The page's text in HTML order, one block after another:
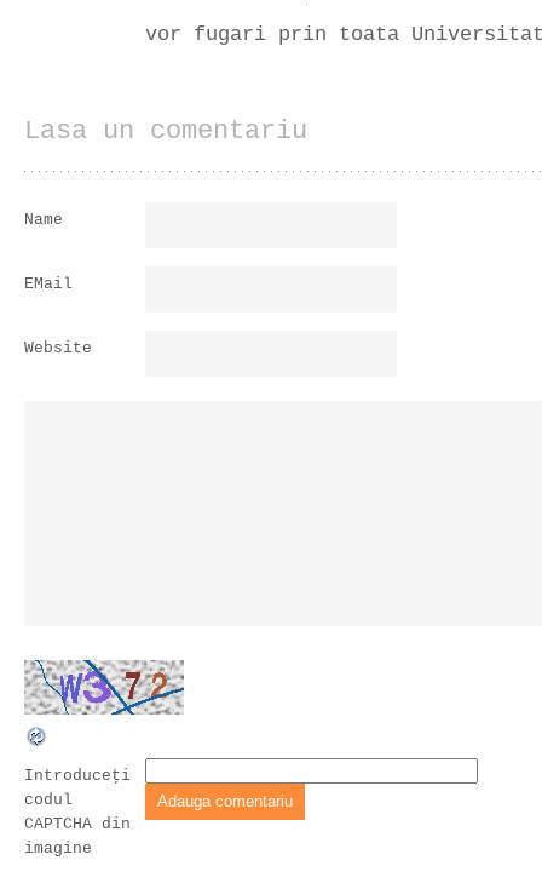
vor fugari prin toata
Lasa un comentariu
Name
EMail
Website
Introduceţi
codul
CAPTCHA din
imagine